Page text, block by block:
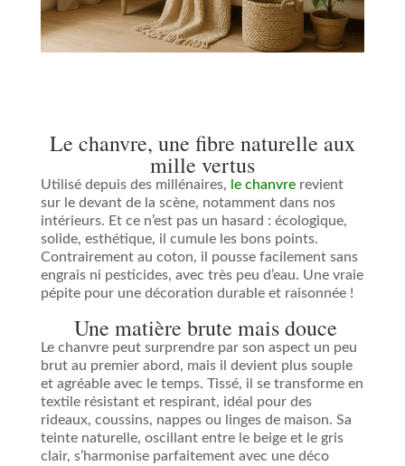
Le chanvre, une fibre naturelle aux
mille vertus
Utilisé depuis des millénaires, le chanvrerevient
sur le devant de la scène, notamment dans nos
intérieurs. Et ce n’est pas un hasard : écologique,
solide, esthétique, il cumule les bons points.
Contrairement au coton, il pousse facilement sans
engrais ni pesticides, avec très peu d’eau. Une vraie
pépite pour une décoration durable et raisonnée !
Une matière brute mais douce
Le chanvre peut surprendre par son aspect un peu
brut au premier abord, mais il devient plus souple
et agréable avec le temps. Tissé, il se transforme en
textile résistant et respirant, idéal pour des
rideaux, coussins, nappes ou linges de maison. Sa
teinte naturelle, oscillant entre le beige et le gris
clair, s’harmonise parfaitement avec une déco